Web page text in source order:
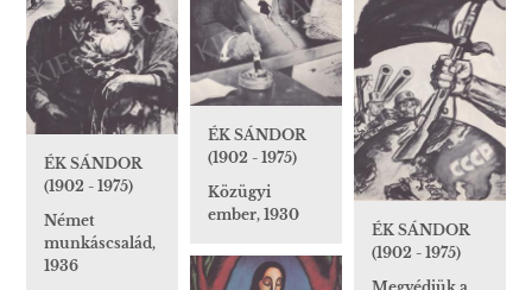
ÉK SÁNDOR
(1902 - 1975)
Közügyi
ember, 1930
ÉK SÁNDOR
(1902 - 1975)
Német
munkáscsalád,
1936
ÉK SÁNDOR
(1902 - 1975)